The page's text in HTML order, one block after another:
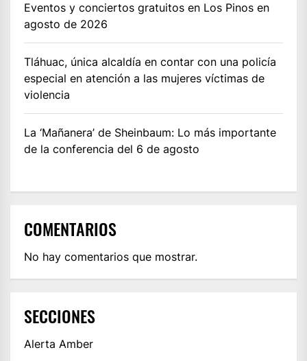
Eventos y conciertos gratuitos en Los Pinos en
agosto de 2026
Tláhuac, única alcaldía en contar con una policía
especial en atención a las mujeres víctimas de
violencia
La ‘Mañanera’ de Sheinbaum: Lo más importante
de la conferencia del 6 de agosto
COMENTARIOS
No hay comentarios que mostrar.
SECCIONES
Alerta Amber